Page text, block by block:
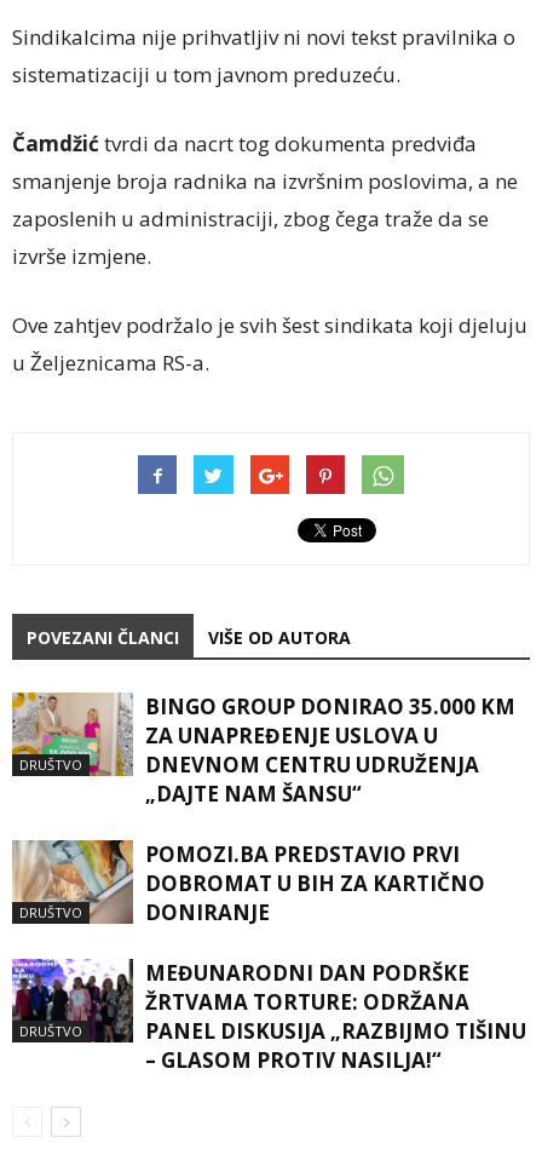
Sindikalcima nije prihvatljiv ni novi tekst pravilnika o
sistematizaciji u tom javnom preduzeću.
Čamdžić tvrdi da nacrt tog dokumenta predviđa
smanjenje broja radnika na izvršnim poslovima, a ne
zaposlenih u administraciji, zbog čega traže da se
izvrše izmjene.
Ove zahtjev podržalo je svih šest sindikata koji djeluju
u Željeznicama RS-a.
POVEZANI ČLANCI VIŠE OD AUTORA
DRUŠTVO
BINGO GROUP DONIRAO 35.000 KM
ZA UNAPREĐENJE USLOVA U
DNEVNOM CENTRU UDRUŽENJA
„DAJTE NAM ŠANSU“
DRUŠTVO
POMOZI.BA PREDSTAVIO PRVI
DOBROMAT U BIH ZA KARTIČNO
DONIRANJE
DRUŠTVO
MEĐUNARODNI DAN PODRŠKE
ŽRTVAMA TORTURE: ODRŽANA
PANEL DISKUSIJA „RAZBIJMO TIŠINU
– GLASOM PROTIV NASILJA!“